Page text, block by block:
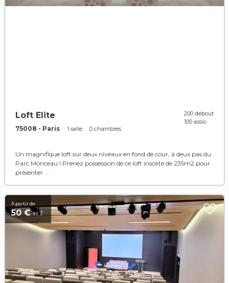
Loft Elite
75008 - Paris 1 salle 0 chambres
200 debout
100 assis
Un magnifique loft sur deux niveaux en fond de cour, à deux pas du
Parc Monceau ! Prenez possession de ce loft insolite de 235m2 pour
présenter ...
À partir de
50 €H.T